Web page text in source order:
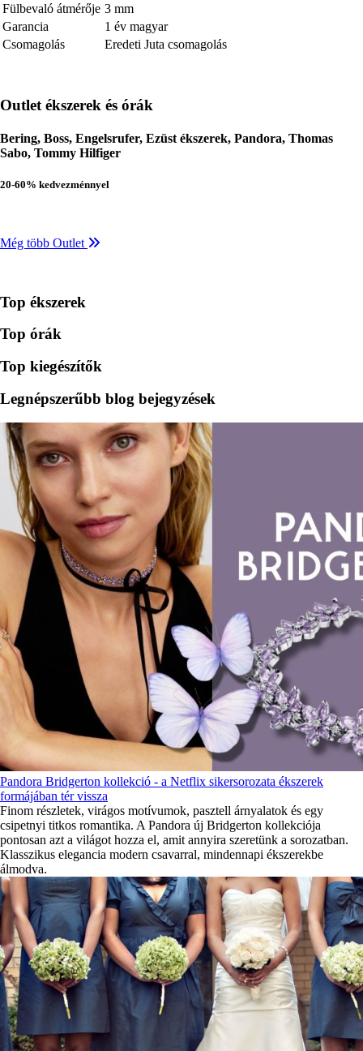
Fülbevaló átmérője 3 mm
Garancia
1 év magyar
Csomagolás
Eredeti Juta csomagolás
Outlet ékszerek és órák
Bering, Boss, Engelsrufer, Ezüst ékszerek, Pandora, Thomas
Sabo, Tommy Hilfiger
20-60% kedvezménnyel
Még több Outlet
Top ékszerek
Top órák
Top kiegészítők
Legnépszerűbb blog bejegyzések
Pandora Bridgerton kollekció - a Netflix sikersorozata ékszerek
formájában tér vissza
Finom részletek, virágos motívumok, pasztell árnyalatok és egy
csipetnyi titkos romantika. A Pandora új Bridgerton kollekciója
pontosan azt a világot hozza el, amit annyira szeretünk a sorozatban.
Klasszikus elegancia modern csavarral, mindennapi ékszerekbe
álmodva.